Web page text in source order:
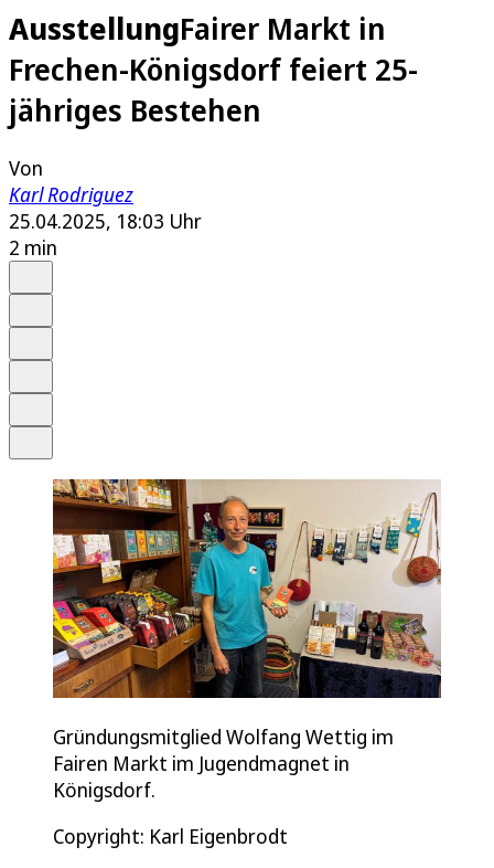
AusstellungFairer Markt in
Frechen-Königsdorf feiert 25-
jähriges Bestehen
Von
Karl Rodriguez
25.04.2025, 18:03 Uhr
2 min
Gründungsmitglied Wolfang Wettig im
Fairen Markt im Jugendmagnet in
Königsdorf.
Copyright: Karl Eigenbrodt